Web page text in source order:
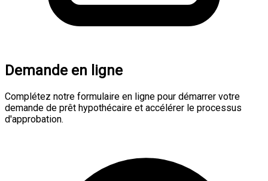
Demande en ligne
Complétez notre formulaire en ligne pour démarrer votre
demande de prêt hypothécaire et accélérer le processus
d'approbation.